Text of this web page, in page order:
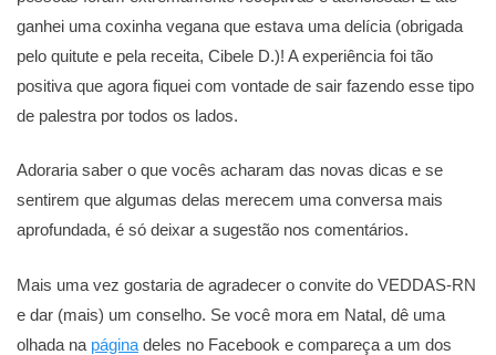
ganhei uma coxinha vegana que estava uma delícia (obrigada
pelo quitute e pela receita, Cibele D.)! A experiência foi tão
positiva que agora fiquei com vontade de sair fazendo esse tipo
de palestra por todos os lados.
Adoraria saber o que vocês acharam das novas dicas e se
sentirem que algumas delas merecem uma conversa mais
aprofundada, é só deixar a sugestão nos comentários.
Mais uma vez gostaria de agradecer o convite do VEDDAS-RN
e dar (mais) um conselho. Se você mora em Natal, dê uma
olhada na página deles no Facebook e compareça a um dos